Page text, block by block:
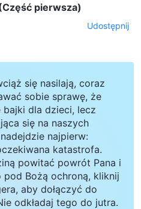
pierwsza)
Udostępnij
się nasilają, coraz
sobie sprawę, że
dla dzieci, lecz
się na naszych
najpierw:
katastrofa.
powitać powrót Pana i
Bożą ochroną, kliknij
aby dołączyć do
odkładaj tego do jutra.